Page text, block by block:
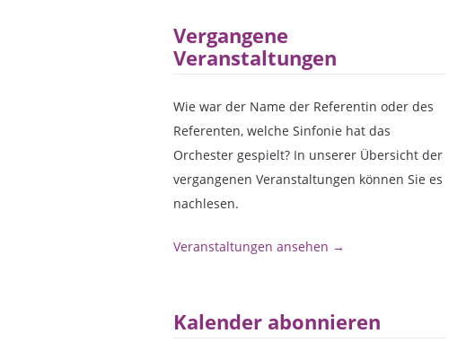
Vergangene
Veranstaltungen
Wie war der Name der Referentin oder des
Referenten, welche Sinfonie hat das
Orchester gespielt? In unserer Übersicht der
vergangenen Veranstaltungen können Sie es
nachlesen.
Veranstaltungen ansehen →
Kalender abonnieren